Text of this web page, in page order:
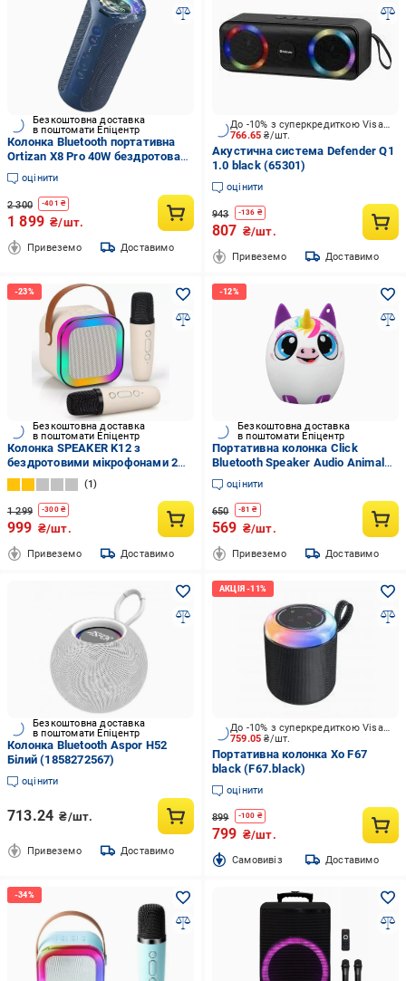
Безкоштовна доставка
в поштомати Епіцентр
Колонка Bluetooth портативна
Ortizan X8 Pro 40W бездротова
водонепроникна з
підсвічуванням (35432256)
оцінити
2 300 -401 ₴
1 899 ₴/шт.
Привеземо Доставимо
766.65₴/шт.
До -10% з суперкредиткою Visa Вигода
Акустична система Defender Q1
1.0 black (65301)
оцінити
943 -136 ₴
807 ₴/шт.
Привеземо Доставимо
Безкоштовна доставка
в поштомати Епіцентр
Колонка SPEAKER K12 з
бездротовими мікрофонами 2
шт. Білий (GR-04926)
1
1 299 -300₴
999 ₴/шт.
Привеземо Доставимо
Безкоштовна доставка
в поштомати Епіцентр
Портативна колонка Click
Bluetooth Speaker Audio Animals
Єдиноріг
оцінити
650 -81 ₴
569 ₴/шт.
Привеземо Доставимо
Безкоштовна доставка
в поштомати Епіцентр
Колонка Bluetooth Aspor H52
Білий (1858272567)
оцінити
713.24 ₴/шт.
Привеземо Доставимо
759.05₴/шт.
До -10% з суперкредиткою Visa Вигода
Портативна колонка Xo F67
black (F67.black)
оцінити
899 -100 ₴
799 ₴/шт.
Cамовивіз Доставимо